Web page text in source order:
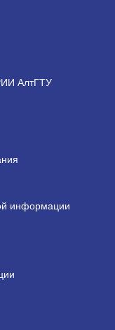
АлтГТУ
информации